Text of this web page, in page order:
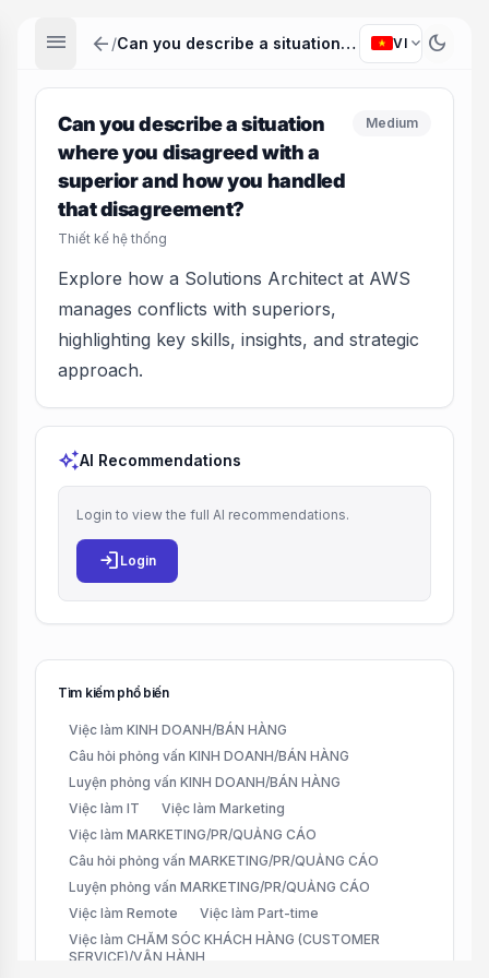
menu arrow_back / Can you describe a situation where you disagreed with a superior and how you handled that disagreement? VI expand_more dark_mode
Can you describe a situation
where you disagreed with a
superior and how you handled
that disagreement?
Thiết kế hệ thống
Medium
Explore how a Solutions Architect at AWS
manages conflicts with superiors,
highlighting key skills, insights, and strategic
approach.
auto_awesomeAI Recommendations
Login to view the full AI recommendations.
login Login
Tìm kiếm phổ biến
Việc làm KINH DOANH/BÁN HÀNG
Câu hỏi phỏng vấn KINH DOANH/BÁN HÀNG
Luyện phỏng vấn KINH DOANH/BÁN HÀNG
Việc làm IT
Việc làm Marketing
Việc làm MARKETING/PR/QUẢNG CÁO
Câu hỏi phỏng vấn MARKETING/PR/QUẢNG CÁO
Luyện phỏng vấn MARKETING/PR/QUẢNG CÁO
Việc làm Remote
Việc làm Part-time
Việc làm CHĂM SÓC KHÁCH HÀNG (CUSTOMER
SERVICE)/VẬN HÀNH